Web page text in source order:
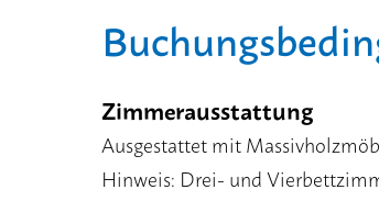
Zimmerausstattung
Ausgestattet mit
Hinweis: Drei- und